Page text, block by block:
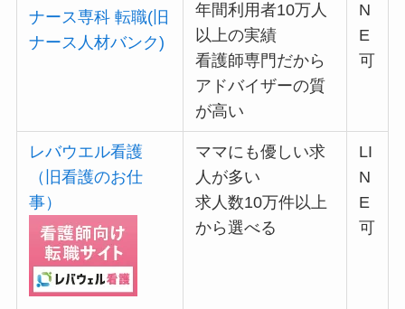
ナース専科 転職(旧
ナース人材バンク)
年間利用者10万人
以上の実績
看護師専門だから
アドバイザーの質
が高い
N
E
可
レバウエル看護
（旧看護のお仕
事）
ママにも優しい求
人が多い
求人数10万件以上
から選べる
LI
N
E
可